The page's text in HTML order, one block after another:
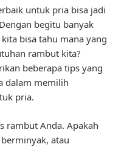
untuk pria bisa jadi
begitu banyak
bisa tahu mana yang
rambut kita?
beberapa tips yang
dalam memilih
pria.
rambut Anda. Apakah
atau